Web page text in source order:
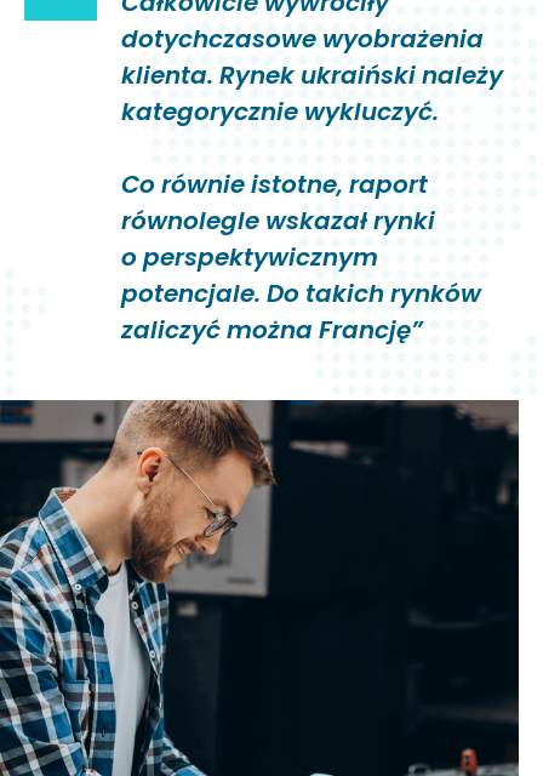
dotychczasowe wyobrażenia
klienta. Rynek ukraiński należy
kategorycznie wykluczyć.
Co równie istotne, raport
równolegle wskazał rynki
o perspektywicznym
potencjale. Do takich rynków
zaliczyć można Francję”